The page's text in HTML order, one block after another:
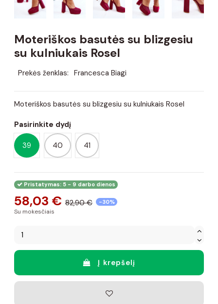
Moteriškos basutės su blizgesiu
su kulniukais Rosel
Prekės ženklas: Francesca Biagi
Moteriškos basutės su blizgesiu su kulniukais Rosel
Pasirinkite dydį
39 40 41
Pristatymas: 5 - 9 darbo dienos
58,03 € 82,90 € -30%
Su mokesčiais
Į krepšelį